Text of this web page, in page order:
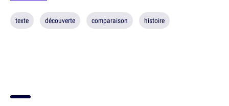
texte découverte comparaison histoire